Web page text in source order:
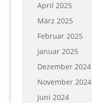
April 2025
März 2025
Februar 2025
Januar 2025
Dezember 2024
November 2024
Juni 2024